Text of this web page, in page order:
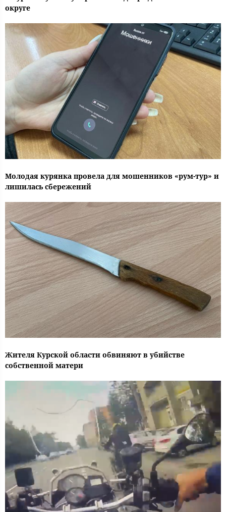
округе
Молодая курянка провела для мошенников «рум-тур» и
лишилась сбережений
Жителя Курской области обвиняют в убийстве
собственной матери